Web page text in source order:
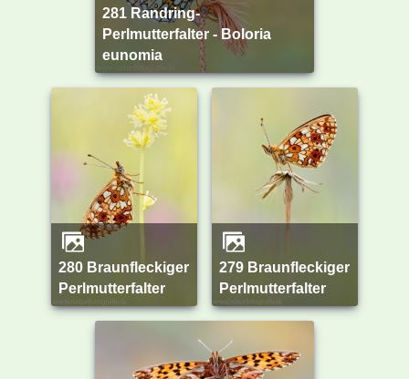
281 Randring-
Perlmutterfalter - Boloria
eunomia
280 Braunfleckiger
Perlmutterfalter
279 Braunfleckiger
Perlmutterfalter